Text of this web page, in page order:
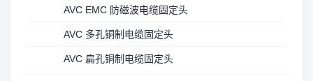
AVC EMC 防磁波电缆固定头
AVC 多孔铜制电缆固定头
AVC 扁孔铜制电缆固定头